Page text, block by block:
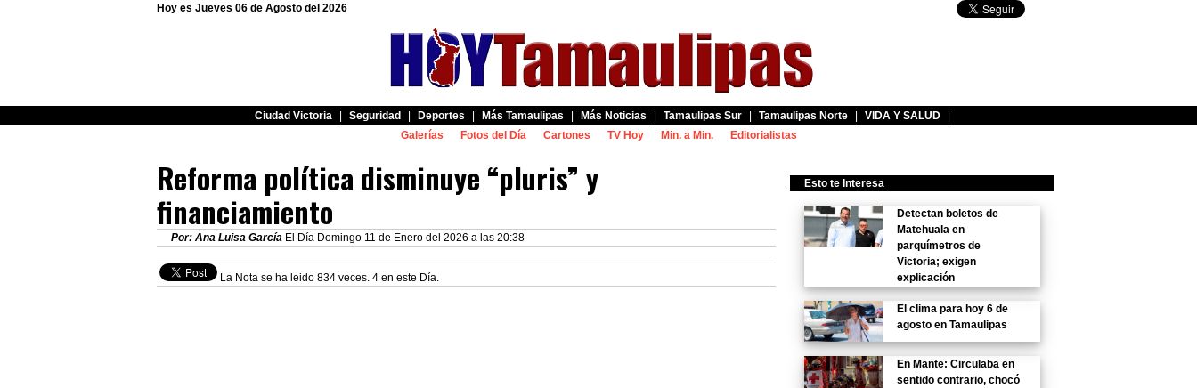
Hoy es Jueves 06 de Agosto del 2026
Ciudad Victoria Seguridad Deportes Más Tamaulipas Más Noticias Tamaulipas Sur Tamaulipas Norte VIDA Y SALUD
Galerías
Fotos del Día Cartones TV Hoy Min. a Min. Editorialistas
Reforma política disminuye “pluris” y
financiamiento
Por: Ana Luisa García El Día Domingo 11 de Enero del 2026 a las 20:38
La Nota se ha leido 834 veces. 4 en este Día.
Esto te Interesa
Detectan boletos de
Matehuala en
parquímetros de
Victoria; exigen
explicación
El clima para hoy 6 de
agosto en Tamaulipas
En Mante: Circulaba en
sentido contrario, chocó